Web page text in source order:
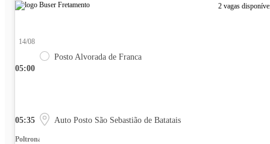
2 vagas
05:00
14/08
Posto Alvorada de Franca
05:35 Auto Posto São Sebastião de Batatais
Poltrona